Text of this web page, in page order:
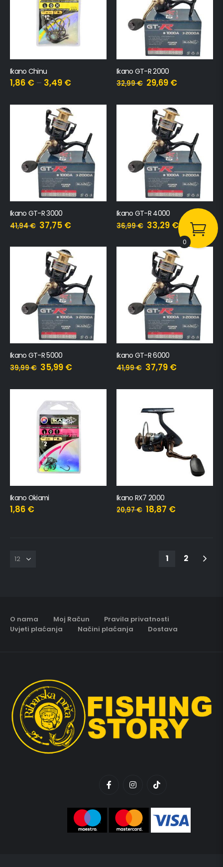
Ikano Chinu
1,86 € – 3,49 €
Ikano GT-R 2000
32,99€ 29,69 €
Ikano GT-R 3000
41,94€ 37,75 €
Ikano GT-R 4000
36,99€ 33,29 €
Ikano GT-R 5000
39,99€ 35,99 €
Ikano GT-R 6000
41,99€ 37,79 €
Ikano Okiami
1,86 €
Ikano RX7 2000
20,97€ 18,87 €
1 2
O nama Moj Račun
Pravila privatnosti
Uvjeti plaćanja
Načini plaćanja Dostava
0